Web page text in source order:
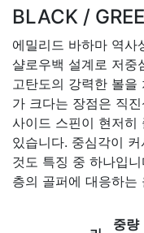
BLACK /
에밀리드 바하마 역사
샬로우백 설계로 저중
고탄도의 강력한 볼을
가 크다는 장점은 직
사이드 스핀이 현저히
있습니다. 중심각이
것도 특징 중 하나입
층의 골퍼에 대응하는
중량